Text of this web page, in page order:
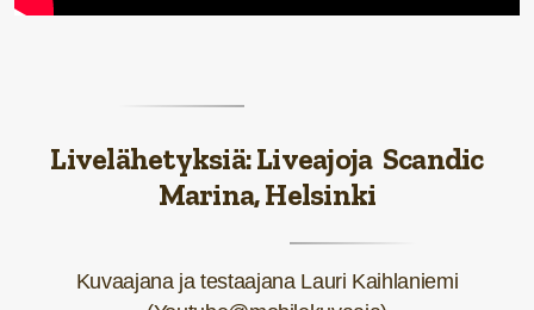
Livelähetyksiä: Liveajoja Scandic
Marina, Helsinki
Kuvaajana ja testaajana Lauri Kaihlaniemi